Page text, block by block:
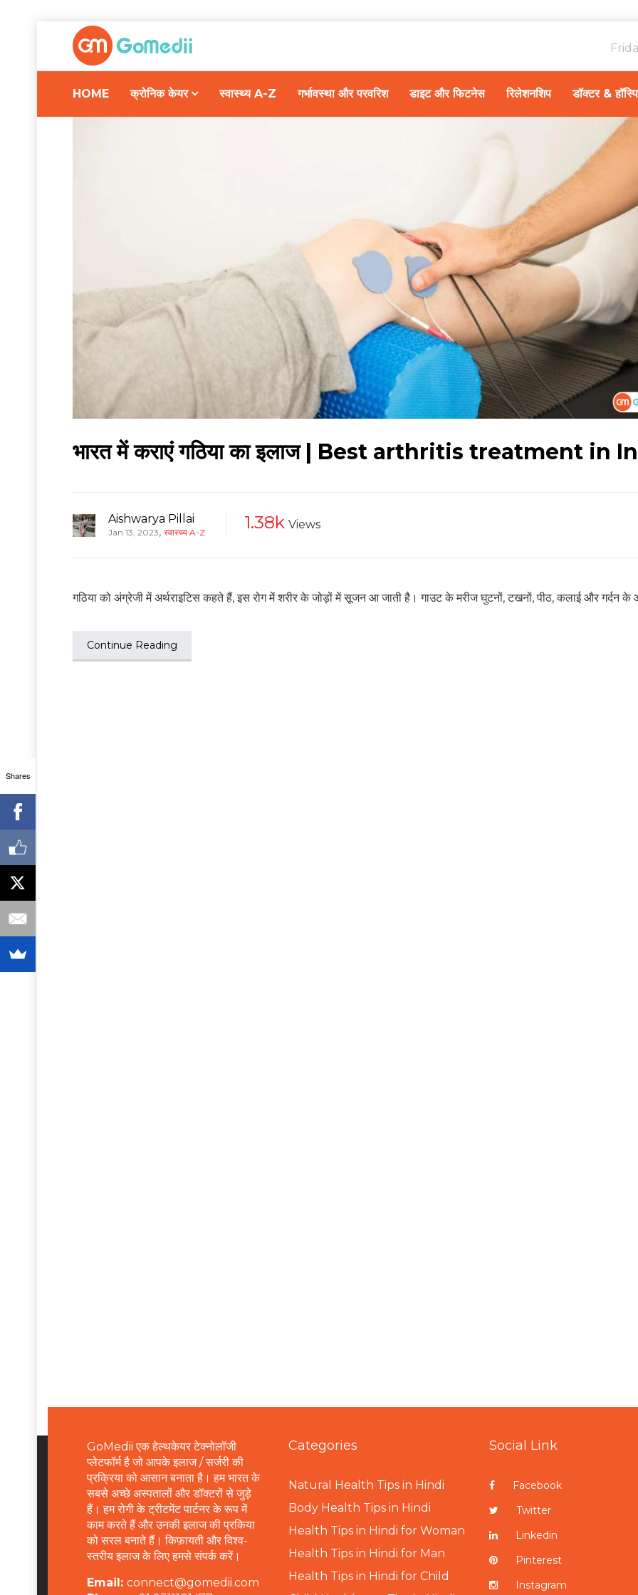
HOME क्रोनिक केयर स्वास्थ्य A-Z गर्भावस्था और परवरिश डाइट और फिटनेस रिलेशनशिप डॉक्टर &
भारत में कराएं गठिया का इलाज | Best arthritis treatment in
Aishwarya Pillai
Jan 13, 2023, स्वास्थ्य A-Z 1.38k Views
गठिया को अंग्रेजी में अर्थराइटिस कहते हैं, इस रोग में शरीर के जोड़ों में सूजन आ जाती है। गाउट के मरीज घुटनों, टखनों, पीठ, कलाई और गर्दन
Continue Reading
GoMedii एक हेल्थकेयर टेक्नोलॉजी
प्लेटफॉर्म है जो आपके इलाज / सर्जरी की
प्रक्रिया को आसान बनाता है। हम भारत के
सबसे अच्छे अस्पतालों और डॉक्टरों से जुड़े
हैं। हम रोगी के ट्रीटमेंट पार्टनर के रूप में
काम करते हैं और उनकी इलाज की प्रकिया
को सरल बनाते हैं। किफ़ायती और विश्व-
स्तरीय इलाज के लिए हमसे संपर्क करें।
Email: connect@gomedii.com
Categories
Natural Health Tips in Hindi
Body Health Tips in Hindi
Health Tips in Hindi for Woman
Health Tips in Hindi for Man
Health Tips in Hindi for Child
Social Link
Facebook
Twitter
Linkedin
Pinterest
Instagram
Shares